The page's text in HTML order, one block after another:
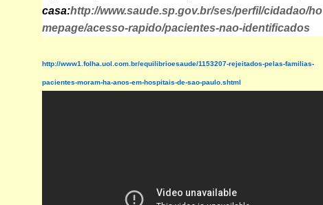
casa:http://www.saude.sp.gov.br/ses/perfil/cidadao/ho
mepage/acesso-rapido/pacientes-nao-identificados
http://www1.folha.uol.com.br/equilibrioesaude/1153207-rejeitados-pelas-familias-
pacientes-moram-ha-anos-em-hospitais-de-sao-paulo.shtml